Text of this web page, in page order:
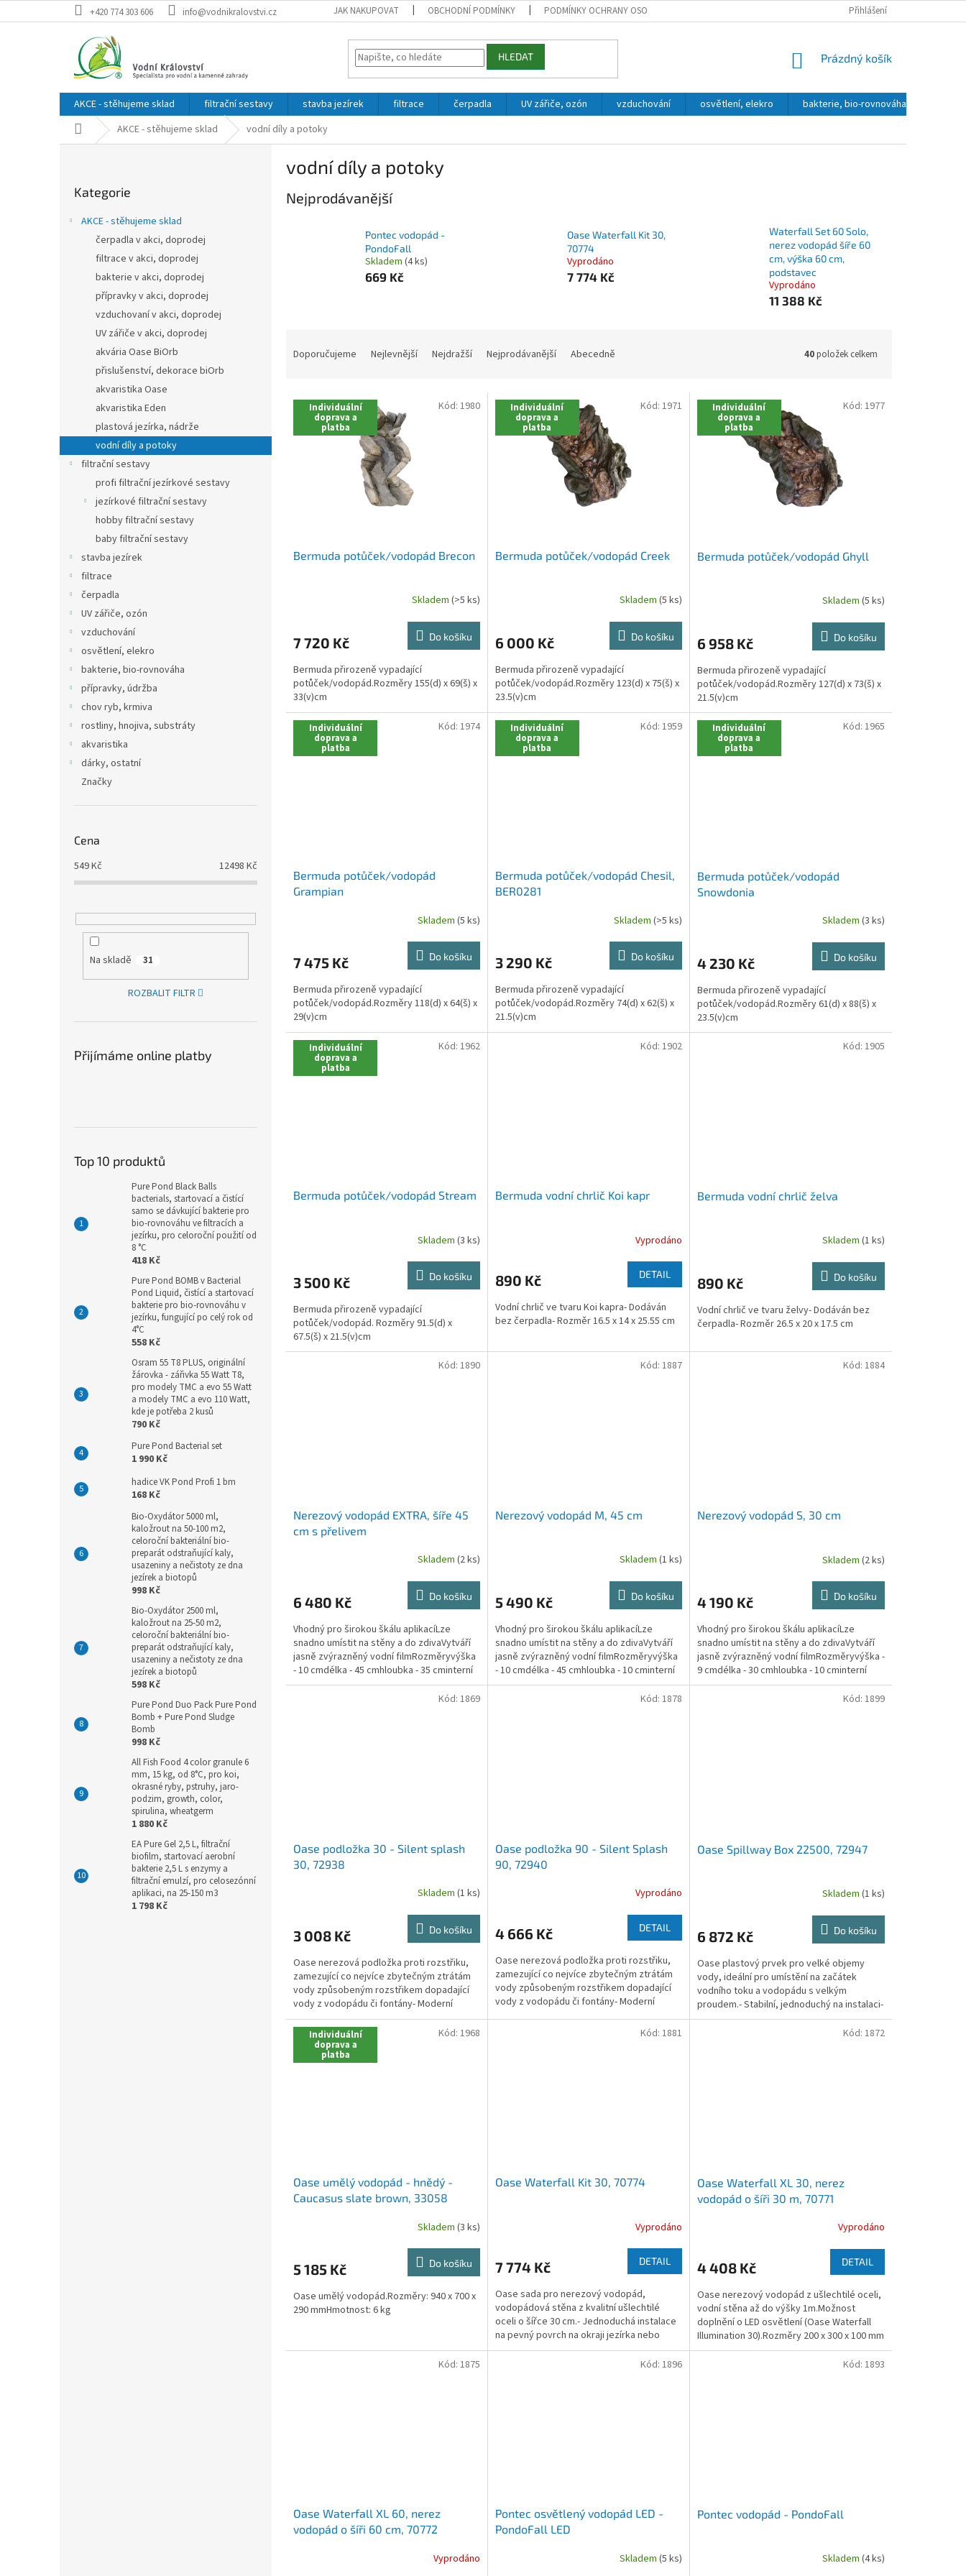
na
+420 774 303 606 info@vodnikralovstvi.cz JAK NAKUPOVAT OBCHODNÍ PODMÍNKY PODMÍNKY OCHRANY OSOBNÍCH ÚDAJŮ KONTAKT, OTEVÍRACÍ DOBA
Přihlášení
HLEDAT
NÁKUPNÍ
Prázdný košík
AKCE - stěhujeme sklad filtrační sestavy stavba jezírek filtrace čerpadla UV zářiče, ozón vzduchování osvětlení, elekro bakterie, bio-rovnováha
Domů AKCE - stěhujeme sklad vodní díly a potoky
kategorie
Kategorie
AKCE - stěhujeme sklad
čerpadla v akci, doprodej
filtrace v akci, doprodej
bakterie v akci, doprodej
přípravky v akci, doprodej
vzduchovaní v akci, doprodej
UV zářiče v akci, doprodej
akvária Oase BiOrb
přislušenství, dekorace biOrb
akvaristika Oase
akvaristika Eden
plastová jezírka, nádrže
vodní díly a potoky
filtrační sestavy
profi filtrační jezírkové sestavy
jezírkové filtrační sestavy
hobby filtrační sestavy
baby filtrační sestavy
stavba jezírek
filtrace
čerpadla
UV zářiče, ozón
vzduchování
osvětlení, elekro
bakterie, bio-rovnováha
přípravky, údržba
chov ryb, krmiva
rostliny, hnojiva, substráty
akvaristika
dárky, ostatní
Značky
Cena
549Kč 12498 Kč
Na skladě 31
ROZBALIT FILTR
Přijímáme online platby
Top 10 produktů
Pure Pond Black Balls
bacterials, startovací a čistící
samo se dávkující bakterie pro
bio-rovnováhu ve filtracích a
jezírku, pro celoroční použití od
8 °C
418 Kč
Pure Pond BOMB v Bacterial
Pond Liquid, čistící a startovací
bakterie pro bio-rovnováhu v
jezírku, fungující po celý rok od
4°C
558 Kč
Osram 55 T8 PLUS, originální
žárovka - zářivka 55 Watt T8,
pro modely TMC a evo 55 Watt
a modely TMC a evo 110 Watt,
kde je potřeba 2 kusů
790 Kč
Pure Pond Bacterial set
1 990 Kč
hadice VK Pond Profi 1 bm
168 Kč
Bio-Oxydátor 5000 ml,
kaložrout na 50-100 m2,
celoroční bakteriální bio-
preparát odstraňující kaly,
usazeniny a nečistoty ze dna
jezírek a biotopů
998 Kč
Bio-Oxydátor 2500 ml,
kaložrout na 25-50 m2,
celoroční bakteriální bio-
preparát odstraňující kaly,
usazeniny a nečistoty ze dna
jezírek a biotopů
598 Kč
Pure Pond Duo Pack Pure Pond
Bomb + Pure Pond Sludge
Bomb
998 Kč
All Fish Food 4 color granule 6
mm, 15 kg, od 8°C, pro koi,
okrasné ryby, pstruhy, jaro-
podzim, growth, color,
spirulina, wheatgerm
1 880 Kč
EA Pure Gel 2,5 L, filtrační
biofilm, startovací aerobní
bakterie 2,5 L s enzymy a
filtrační emulzí, pro celosezónní
aplikaci, na 25-150 m3
1 798 Kč
vodní díly a potoky
Nejprodávanější
Pontec vodopád -
PondoFall
Skladem (4 ks)
669 Kč
Oase Waterfall Kit 30,
70774
Vyprodáno
7 774 Kč
Waterfall Set 60 Solo,
nerez vodopád šíře 60
cm, výška 60 cm,
podstavec
Vyprodáno
11 388 Kč
n
p
Doporučujeme Nejlevnější Nejdražší Nejprodávanější Abecedně 40položek celkem
V
p
Individuální
doprava a
platba
Bermuda potůček/vodopád Brecon
Skladem (>5 ks)
7 720 Kč Do košíku
Bermuda přirozeně vypadající
potůček/vodopád.Rozměry 155(d) x 69(š) x
33(v)cm
Kód: 1980 Individuální
doprava a
platba
Bermuda potůček/vodopád Creek
Skladem (5 ks)
6 000 Kč Do košíku
Bermuda přirozeně vypadající
potůček/vodopád.Rozměry 123(d) x 75(š) x
23.5(v)cm
Kód: 1971 Individuální
doprava a
platba
Bermuda potůček/vodopád Ghyll
Skladem (5 ks)
6 958 Kč Do košíku
Bermuda přirozeně vypadající
potůček/vodopád.Rozměry 127(d) x 73(š) x
21.5(v)cm
Kód: 1977
Individuální
doprava a
platba
Bermuda potůček/vodopád
Grampian
Skladem (5 ks)
7 475 Kč Do košíku
Bermuda přirozeně vypadající
potůček/vodopád.Rozměry 118(d) x 64(š) x
29(v)cm
Kód: 1974 Individuální
doprava a
platba
Bermuda potůček/vodopád Chesil,
BER0281
Skladem (>5 ks)
3 290 Kč Do košíku
Bermuda přirozeně vypadající
potůček/vodopád.Rozměry 74(d) x 62(š) x
21.5(v)cm
Kód: 1959 Individuální
doprava a
platba
Bermuda potůček/vodopád
Snowdonia
Skladem (3 ks)
4 230 Kč Do košíku
Bermuda přirozeně vypadající
potůček/vodopád.Rozměry 61(d) x 88(š) x
23.5(v)cm
Kód: 1965
Individuální
doprava a
platba
Bermuda potůček/vodopád Stream
Skladem (3 ks)
3 500 Kč Do košíku
Bermuda přirozeně vypadající
potůček/vodopád. Rozměry 91.5(d) x
67.5(š) x 21.5(v)cm
Kód: 1962
Bermuda vodní chrlič Koi kapr
Vyprodáno
890 Kč DETAIL
Vodní chrlič ve tvaru Koi kapra- Dodáván
bez čerpadla- Rozměr 16.5 x 14 x 25.55 cm
Kód: 1902
Bermuda vodní chrlič želva
Skladem (1 ks)
890 Kč Do košíku
Vodní chrlič ve tvaru želvy- Dodáván bez
čerpadla- Rozměr 26.5 x 20 x 17.5 cm
Kód: 1905
Nerezový vodopád EXTRA, šíře 45
cm s přelivem
Skladem (2 ks)
6 480 Kč Do košíku
Vhodný pro širokou škálu aplikacíLze
snadno umístit na stěny a do zdivaVytváří
jasně zvýrazněný vodní filmRozměryvýška
- 10 cmdélka - 45 cmhloubka - 35 cminterní
závit ø 1”Při...
Kód: 1890
Nerezový vodopád M, 45 cm
Skladem (1 ks)
5 490 Kč Do košíku
Vhodný pro širokou škálu aplikacíLze
snadno umístit na stěny a do zdivaVytváří
jasně zvýrazněný vodní filmRozměryvýška
- 10 cmdélka - 45 cmhloubka - 10 cminterní
závit ø 1”,...
Kód: 1887
Nerezový vodopád S, 30 cm
Skladem (2 ks)
4 190 Kč Do košíku
Vhodný pro širokou škálu aplikacíLze
snadno umístit na stěny a do zdivaVytváří
jasně zvýrazněný vodní filmRozměryvýška -
9 cmdélka - 30 cmhloubka - 10 cminterní
závit ø 1”,...
Kód: 1884
Oase podložka 30 - Silent splash
30, 72938
Skladem (1 ks)
3 008 Kč Do košíku
Oase nerezová podložka proti rozstřiku,
zamezující co nejvíce zbytečným ztrátám
vody způsobeným rozstřikem dopadající
vody z vodopádu či fontány- Moderní
designRozměry 406 x 203...
Kód: 1869
Oase podložka 90 - Silent Splash
90, 72940
Vyprodáno
4 666 Kč DETAIL
Oase nerezová podložka proti rozstřiku,
zamezující co nejvíce zbytečným ztrátám
vody způsobeným rozstřikem dopadající
vody z vodopádu či fontány- Moderní
Kód: 1878
Oase Spillway Box 22500, 72947
Skladem (1 ks)
6 872 Kč Do košíku
Oase plastový prvek pro velké objemy
vody, ideální pro umístění na začátek
vodního toku a vodopádu s velkým
proudem.- Stabilní, jednoduchý na instalaci-
Obsahuje redukci trnu z...
Kód: 1899
Individuální
doprava a
platba
Oase umělý vodopád - hnědý -
Caucasus slate brown, 33058
Skladem (3 ks)
5 185 Kč Do košíku
Oase umělý vodopád.Rozměry: 940 x 700 x
290 mmHmotnost: 6 kg
Kód: 1968
Oase Waterfall Kit 30, 70774
Vyprodáno
7 774 Kč DETAIL
Oase sada pro nerezový vodopád,
vodopádová stěna z kvalitní ušlechtilé
oceli o šířce 30 cm.- Jednoduchá instalace
na pevný povrch na okraji jezírka nebo
mělké voděMožnost...
Kód: 1881
Oase Waterfall XL 30, nerez
vodopád o šíři 30 m, 70771
Vyprodáno
4 408 Kč DETAIL
Oase nerezový vodopád z ušlechtilé oceli,
vodní stěna až do výšky 1m.Možnost
doplnění o LED osvětlení (Oase Waterfall
Illumination 30).Rozměry 200 x 300 x 100 mm
Kód: 1872
Oase Waterfall XL 60, nerez
vodopád o šíři 60 cm, 70772
Vyprodáno
Kód: 1875
Pontec osvětlený vodopád LED -
PondoFall LED
Skladem (5 ks)
Kód: 1896
Pontec vodopád - PondoFall
Skladem (4 ks)
Kód: 1893